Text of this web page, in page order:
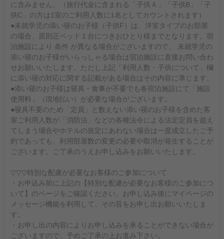
に含みません。（旅行代金に含まれる「子供Ａ」「子供B」「子
供C」の方は1室のご利用人数に1名としてカウントされます）
●未就学児の添い寝のお子様（子供F）は、洋室タイプのお部屋
の場合、原則正ベッド１台につきおひとり様までとなります。宿
泊施設により 条件 が異なる場合がございますので、 未就学児の
添い寝のお子様がいらっしゃる場合は宿泊施設に直接お問い合わ
せお願いいたします。ただし上記「利用人数・子供について」欄
に添い寝の対応に関する記載がある場合はその内容に準じます。
●添い寝のお子様は寝具・食事が不要でも各宿泊施設にて「施設
使用料」（現地払い）が必要な場合がございます。
●寝具不要のため「定員」と数えない添い寝のお子様を含めた客
室ご利用人数が「消防法」などの各種法令による法定定員を超え
てしまう場合やホテルの規定にあわない場合は一度成立したご予
約であっても、利用部屋数の変更の必要や取消が発生することが
ございます。ご了承のうえお申し込みをお願いいたします。
▽▽▽特別な配慮が必要なお客様のご参加について
・お申込み前に上記の【特別な配慮が必要なお客様のご参加につ
いて】のページをご確認ください。お申し込み後にマイページの
メッセージ機能を利用して、その旨をお申し出お願いいたしま
す。
・お申し出の内容によりお申し込みを承ることができない場合が
ございますので、予めご了承の上お進み下さい。